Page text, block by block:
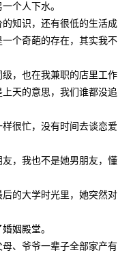
个人下水。
知识，还有很低的生活成
个奇葩的存在，其实我不
，也在我兼职的店里工作
天的意思，我们谁都没追
很忙，没有时间去谈恋爱
，我也不是她男朋友，懂
的大学时光里，她突然对
姻殿堂。
、爷爷一辈子全部家产有